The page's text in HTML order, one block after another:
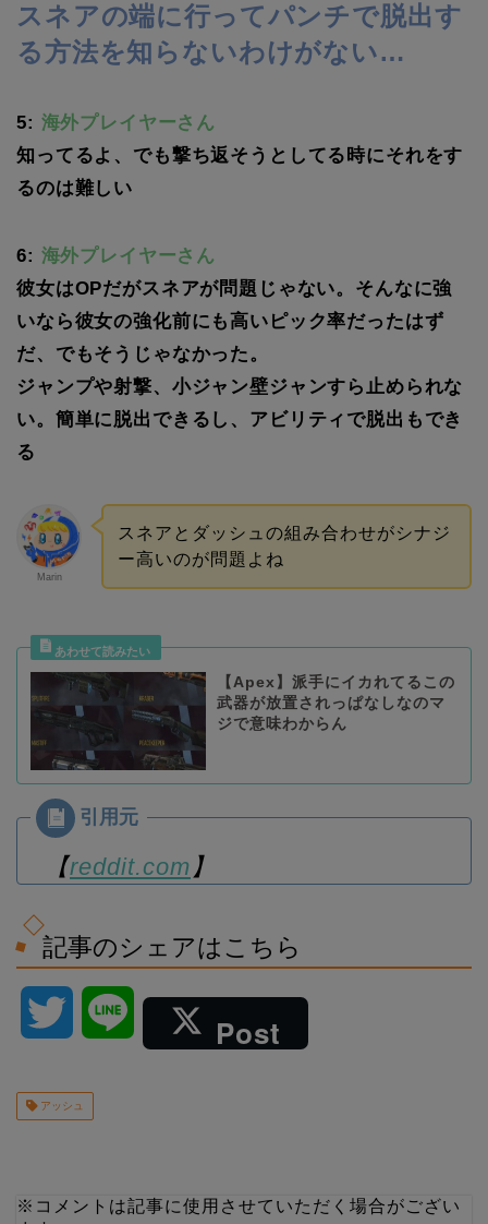
スネアの端に行ってパンチで脱出す
る方法を知らないわけがない…
5: 海外プレイヤーさん
知ってるよ、でも撃ち返そうとしてる時にそれをす
るのは難しい
6: 海外プレイヤーさん
彼女はOPだがスネアが問題じゃない。そんなに強
いなら彼女の強化前にも高いピック率だったはず
だ、でもそうじゃなかった。
ジャンプや射撃、小ジャン壁ジャンすら止められな
い。簡単に脱出できるし、アビリティで脱出もでき
る
Marin
スネアとダッシュの組み合わせがシナジ
ー高いのが問題よね
【Apex】派手にイカれてるこの
武器が放置されっぱなしなのマ
ジで意味わからん
【reddit.com 】
記事のシェアはこちら
i
Post
アッシュ
※コメントは記事に使用させていただく場合がござい